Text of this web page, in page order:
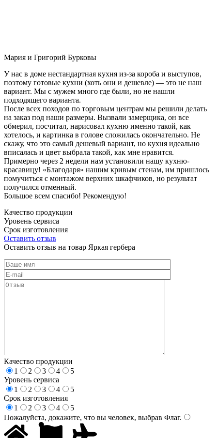
Мария и Григорий Бурковы
У нас в доме нестандартная кухня из-за короба и выступов,
поэтому готовые кухни (хоть они и дешевле) — это не наш
вариант. Мы с мужем много где были, но не нашли
подходящего варианта.
После всех походов по торговым центрам мы решили делать
на заказ под наши размеры. Вызвали замерщика, он все
обмерил, посчитал, нарисовал кухню именно такой, как
хотелось, и картинка в голове сложилась окончательно. Не
скажу, что это самый дешевый вариант, но кухня идеально
вписалась и цвет выбрала такой, как мне нравится.
Примерно через 2 недели нам установили нашу кухню-
красавицу! «Благодаря» нашим кривым стенам, им пришлось
помучиться с монтажом верхних шкафчиков, но результат
получился отменный.
Большое всем спасибо! Рекомендую!
Качество продукции
Уровень сервиса
Срок изготовления
Оставить отзыв
Оставить отзыв на товар Яркая гербера
Качество продукции
1
2 3 4
5
Уровень сервиса
1
2 3 4
5
Срок изготовления
1
2 3 4
5
Пожалуйста, докажите, что вы человек, выбрав Флаг.